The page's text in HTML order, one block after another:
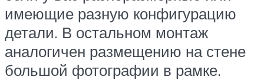
имеющие разную конфигурацию
детали. В остальном монтаж
аналогичен размещению на стене
большой фотографии в рамке.